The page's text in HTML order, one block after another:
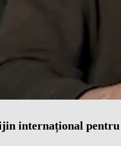
internațional